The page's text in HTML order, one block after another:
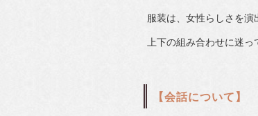
服装は、女性らしさを演
上下の組み合わせに迷っ
【会話について】